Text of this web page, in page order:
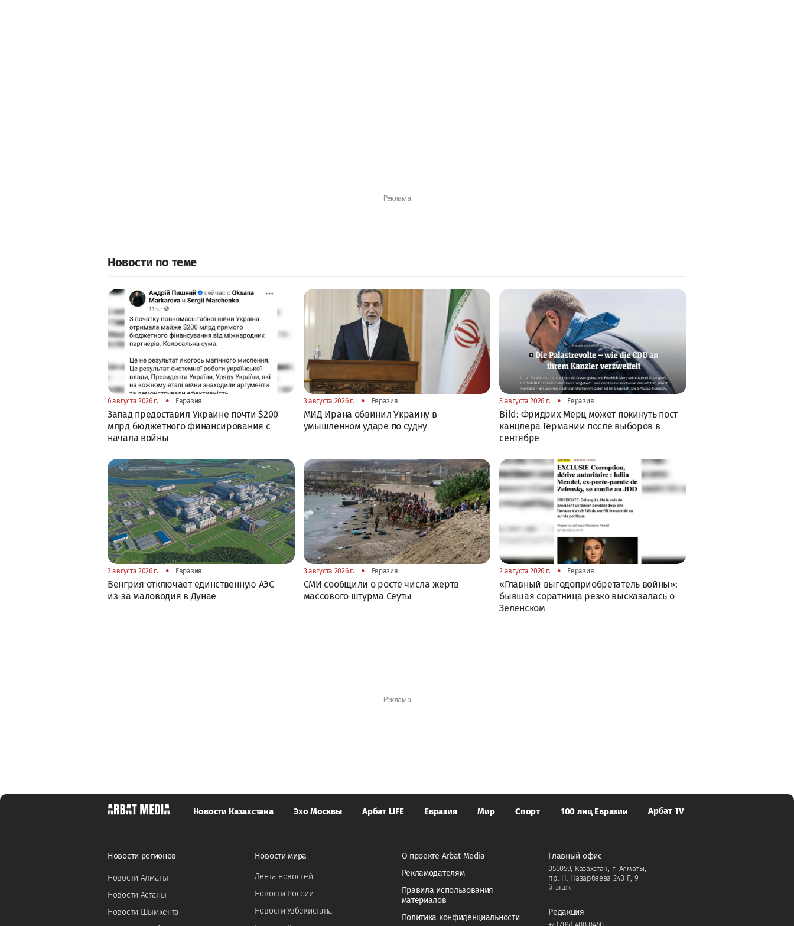
Новости по теме
6 августа 2026 г. • Евразия
Запад предоставил Украине почти $200
млрд бюджетного финансирования с
начала войны
3 августа 2026 г. • Евразия
МИД Ирана обвинил Украину в
умышленном ударе по судну
3 августа 2026 г. • Евразия
Bild: Фридрих Мерц может покинуть пост
канцлера Германии после выборов в
сентябре
3 августа 2026 г. • Евразия
Венгрия отключает единственную АЭС
из-за маловодия в Дунае
3 августа 2026 г. • Евразия
СМИ сообщили о росте числа жертв
массового штурма Сеуты
2 августа 2026 г. • Евразия
«Главный выгодоприобретатель войны»:
бывшая соратница резко высказалась о
Зеленском
Новости Казахстана Эхо Москвы Арбат LIFE Евразия Мир Спорт 100 лиц Евразии Арбат TV
Новости регионов
Новости Алматы
Новости Астаны
Новости Шымкента
Новости мира
Лента новостей
Новости России
Новости Узбекистана
О проекте Arbat Media
Рекламодателям
Правила использования
материалов
Политика конфиденциальности
Главный офис
050059, Казахстан, г. Алматы,
пр. Н. Назарбаева 240 Г, 9-
й этаж.
Редакция